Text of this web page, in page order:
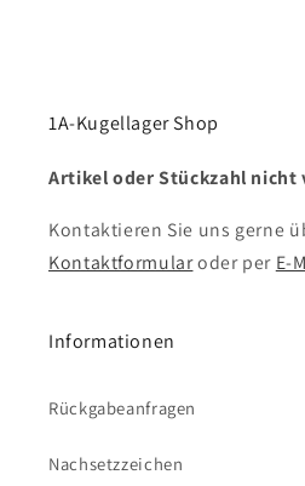
1A-Kugellager Shop
Artikel oder Stückzahl nicht
Kontaktieren Sie uns gerne
Kontaktformularoder per E-
Informationen
Rückgabeanfragen
Nachsetzzeichen